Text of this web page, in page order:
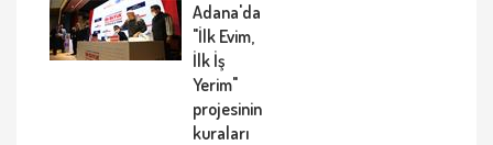
Adana'da
"İlk Evim,
İlk İş
Yerim"
projesinin
kuraları